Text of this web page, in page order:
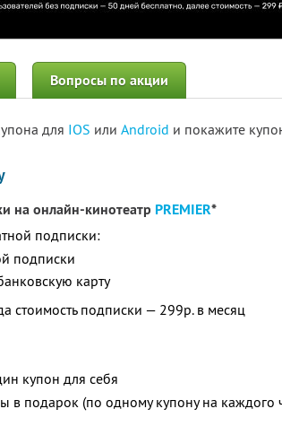
Вопросы по акции
для IOS или Android и покажите
на онлайн-кинотеатр PREMIER*
подписки:
подписки
карту
стоимость подписки — 299р. в месяц
купон для себя
в подарок (по одному купону на каждого